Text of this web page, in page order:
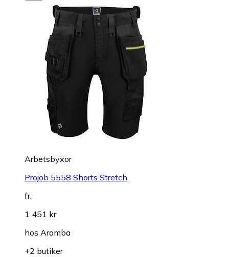
Arbetsbyxor
Projob 5558 Shorts Stretch
fr.
1 451 kr
hos Aramba
+2 butiker